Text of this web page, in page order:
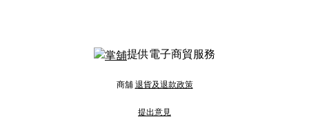
提供電子商貿服務
商舖 退貨及退款政策
提出意見